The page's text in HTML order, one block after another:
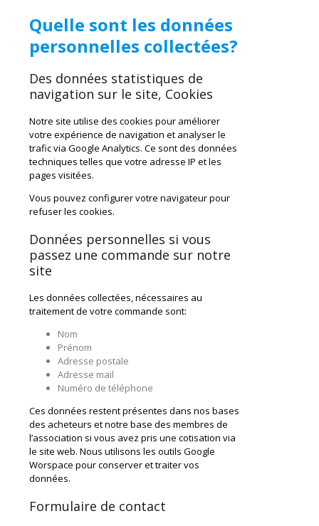
Quelle sont les données
personnelles collectées?
Des données statistiques de
navigation sur le site, Cookies
Notre site utilise des cookies pour améliorer
votre expérience de navigation et analyser le
trafic via Google Analytics. Ce sont des données
techniques telles que votre adresse IP et les
pages visitées.
Vous pouvez configurer votre navigateur pour
refuser les cookies.
Données personnelles si vous
passez une commande sur notre
site
Les données collectées, nécessaires au
traitement de votre commande sont:
Nom
Prénom
Adresse postale
Adresse mail
Numéro de téléphone
Ces données restent présentes dans nos bases
des acheteurs et notre base des membres de
l’association si vous avez pris une cotisation via
le site web. Nous utilisons les outils Google
Worspace pour conserver et traiter vos
données.
Formulaire de contact